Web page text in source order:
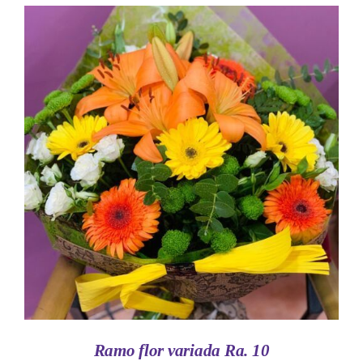
AÑADIR AL CARRITO
/
DETALLES
Ramo flor variada Ra. 10